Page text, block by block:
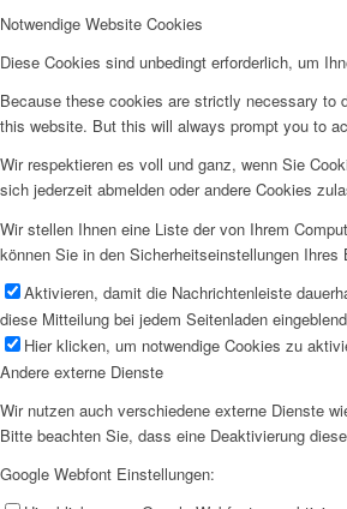
Notwendige Website Cookies
Diese Cookies sind unbedingt erforderlich, um
Because these cookies are strictly necessary to
this website. But this will always prompt you to
Wir respektieren es voll und ganz, wenn Sie
sich jederzeit abmelden oder andere Cookies
Wir stellen Ihnen eine Liste der von Ihrem
können Sie in den Sicherheitseinstellungen Ihres
Aktivieren, damit die Nachrichtenleiste
diese Mitteilung bei jedem Seitenladen
Hier klicken, um notwendige Cookies zu
Andere externe Dienste
Wir nutzen auch verschiedene externe Dienste
Bitte beachten Sie, dass eine Deaktivierung
Google Webfont Einstellungen: